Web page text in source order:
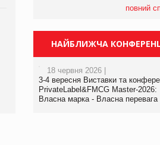
Брагина Людмила
Просування компанії на
www.trademaster.ua.
правила. Особливості.
повний
НАЙБЛИЖЧА
18 червня 2026 |
3-4 вересня Виставки та
PrivateLabel&FMCG Master-2026:
Власна марка - Власна перевага